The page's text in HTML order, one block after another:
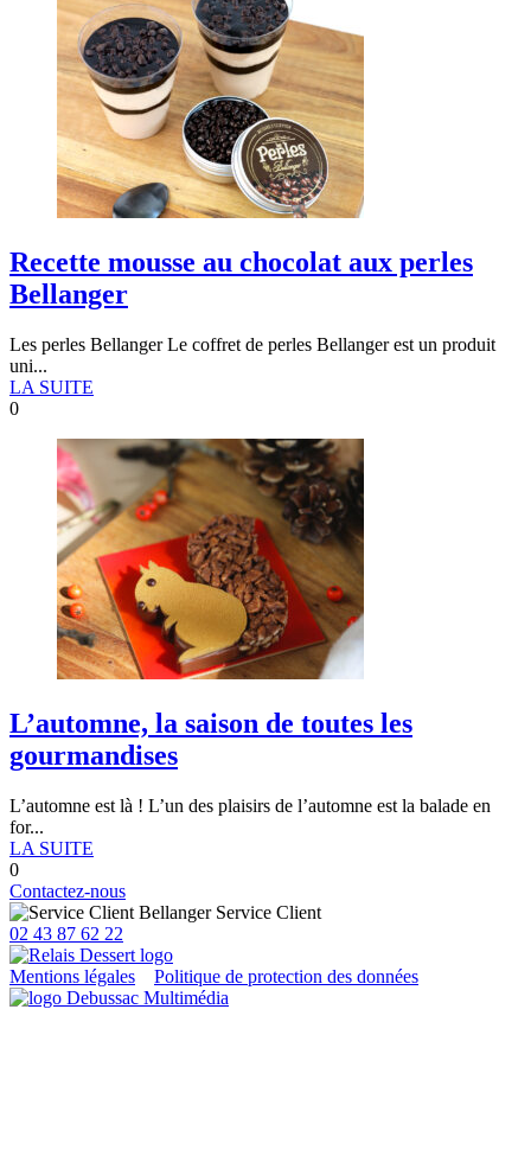
Recette mousse au chocolat aux perles
Bellanger
Les perles Bellanger Le coffret de perles Bellanger est un produit
uni...
LA SUITE
0
L’automne, la saison de toutes les
gourmandises
L’automne est là ! L’un des plaisirs de l’automne est la balade en
for...
LA SUITE
0
Contactez-nous
Service Client
02 43 87 62 22
Mentions légales Politique de protection des données